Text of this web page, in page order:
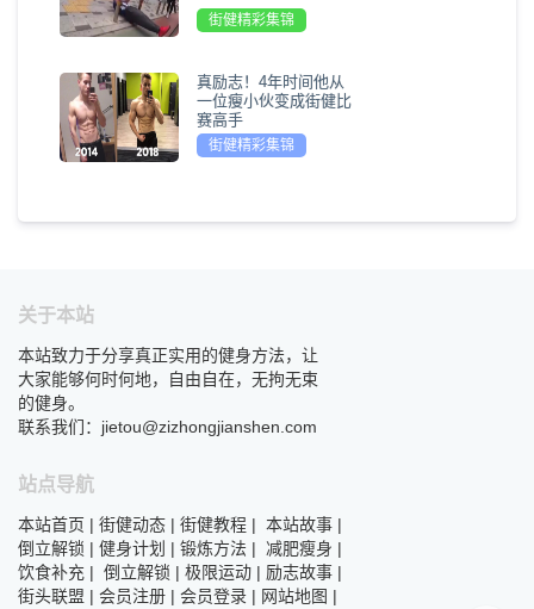
街健精彩集锦
真励志！4年时间他从
一位瘦小伙变成街健比
赛高手
街健精彩集锦
关于本站
本站致力于分享真正实用的健身方法，让
大家能够何时何地，自由自在，无拘无束
的健身。
联系我们：jietou@zizhongjianshen.com
站点导航
本站首页 | 街健动态 | 街健教程 | 本站故事 |
倒立解锁 | 健身计划 | 锻炼方法 | 减肥瘦身 |
饮食补充 | 倒立解锁 | 极限运动 | 励志故事 |
街头联盟 | 会员注册 | 会员登录 | 网站地图 |